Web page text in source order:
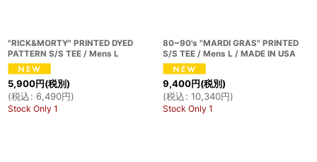
"RICK&MORTY" PRINTED DYED
PATTERN S/S TEE / Mens L
5,900円(税別)
(税込: 6,490円)
Stock Only 1
80~90's "MARDI GRAS" PRINTED
S/S TEE / Mens L / MADE IN USA
9,400円(税別)
(税込: 10,340円)
Stock Only 1